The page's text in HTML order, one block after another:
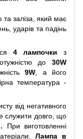
заліза, який має
ударів та падінь
4 лампочки з
до30W
9W , а його
температура -
від негативного
служити довго, що
При виготовленні
Лампа в